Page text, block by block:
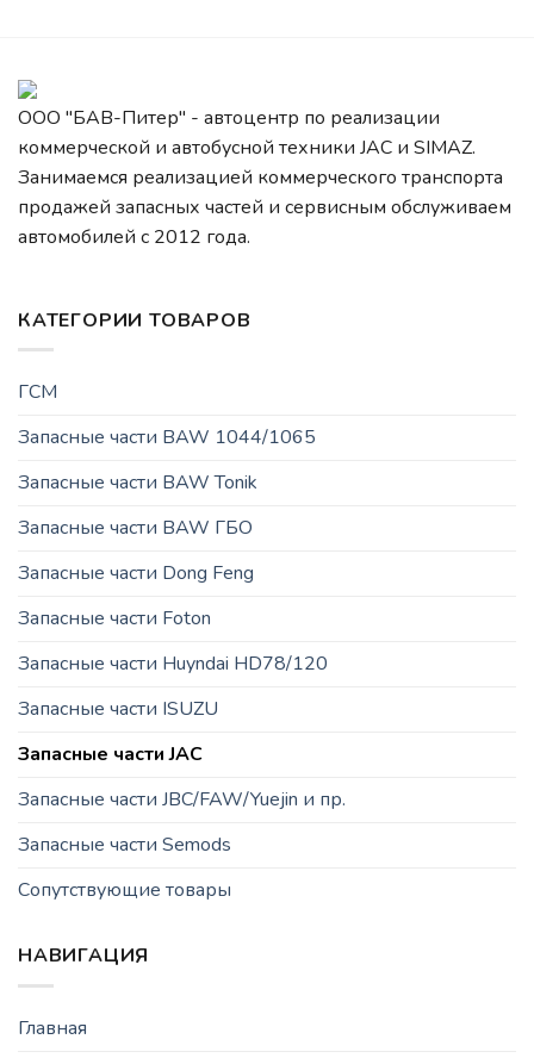
ООО "БАВ-Питер" - автоцентр по реализации
коммерческой и автобусной техники JAC и SIMAZ.
Занимаемся реализацией коммерческого транспорта
продажей запасных частей и сервисным обслуживаем
автомобилей c 2012 года.
КАТЕГОРИИ ТОВАРОВ
ГСМ
Запасные части BAW 1044/1065
Запасные части BAW Tonik
Запасные части BAW ГБО
Запасные части Dong Feng
Запасные части Foton
Запасные части Huyndai HD78/120
Запасные части ISUZU
Запасные части JAC
Запасные части JBC/FAW/Yuejin и пр.
Запасные части Semods
Сопутствующие товары
НАВИГАЦИЯ
Главная